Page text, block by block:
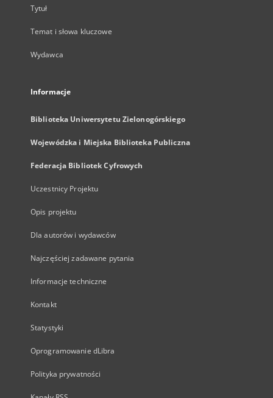
Tytuł
Temat i słowa kluczowe
Wydawca
Informacje
Biblioteka Uniwersytetu Zielonogórskiego
Wojewódzka i Miejska Biblioteka Publiczna
Federacja Bibliotek Cyfrowych
Uczestnicy Projektu
Opis projektu
Dla autorów i wydawców
Najczęściej zadawane pytania
Informacje techniczne
Kontakt
Statystyki
Oprogramowanie dLibra
Polityka prywatności